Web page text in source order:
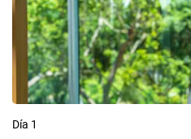
Día 1